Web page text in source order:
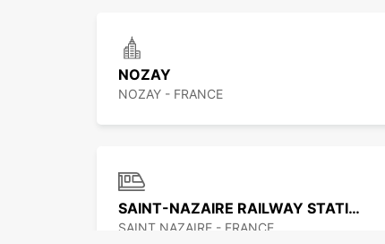
NOZAY
NOZAY - FRANCE
SAINT-NAZAIRE RAILWAY STATION
SAINT NAZAIRE - FRANCE